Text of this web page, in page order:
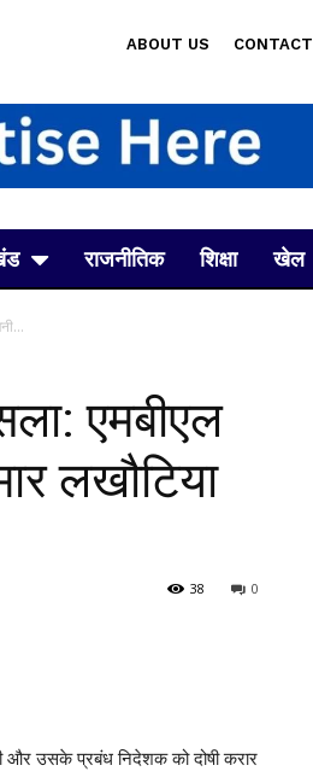
ABOUT US CONTACT
राजनीतिक शिक्षा खेल
एमबीएल
लखौटिया
0
38
और उसके प्रबंध निदेशक को दोषी करार